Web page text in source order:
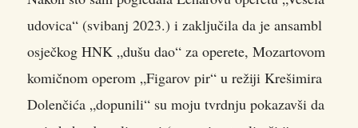
udovica“ (svibanj 2023.) i zaključila da je ansambl
osječkog HNK „dušu dao“ za operete, Mozartovom
komičnom operom „Figarov pir“ u režiji Krešimira
Dolenčića „dopunili“ su moju tvrdnju pokazavši da